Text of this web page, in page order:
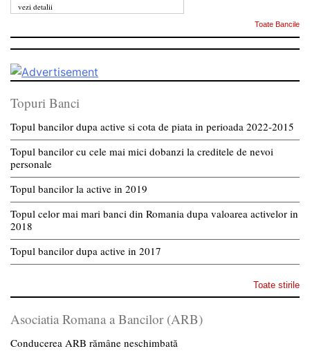
vezi detalii
Toate Bancile
Topuri Banci
Topul bancilor dupa active si cota de piata in perioada 2022-2015
Topul bancilor cu cele mai mici dobanzi la creditele de nevoi
personale
Topul bancilor la active in 2019
Topul celor mai mari banci din Romania dupa valoarea activelor in
2018
Topul bancilor dupa active in 2017
Toate stirile
Asociatia Romana a Bancilor (ARB)
Conducerea ARB rămâne neschimbată